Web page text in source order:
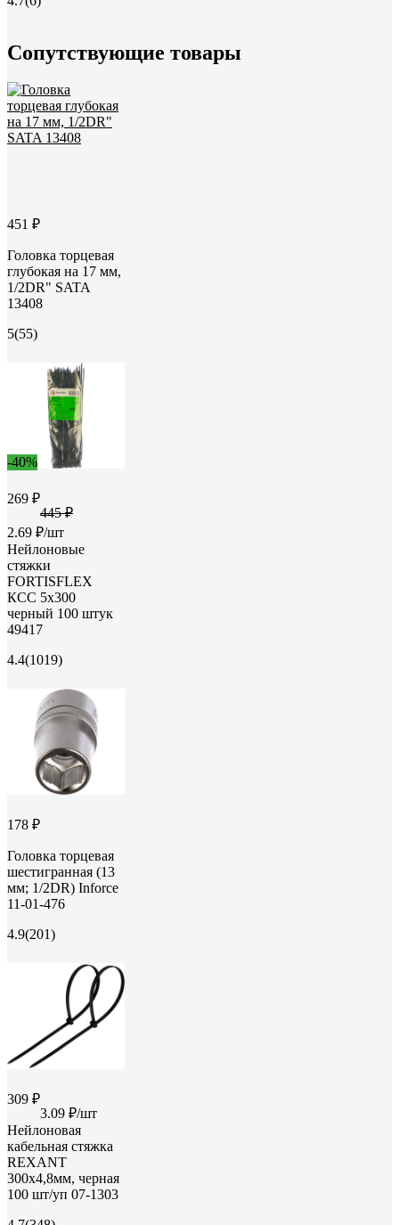
Сопутствующие товары
451 ₽
Головка торцевая
глубокая на 17 мм,
1/2DR" SATA
13408
5(55)
-40%
269 ₽
445 ₽
2.69 ₽/шт
Нейлоновые
стяжки
FORTISFLEX
КСС 5х300
черный 100 штук
49417
4.4(1019)
178 ₽
Головка торцевая
шестигранная (13
мм; 1/2DR) Inforce
11-01-476
4.9(201)
309 ₽
3.09 ₽/шт
Нейлоновая
кабельная стяжка
REXANT
300x4,8мм, черная
100 шт/уп 07-1303